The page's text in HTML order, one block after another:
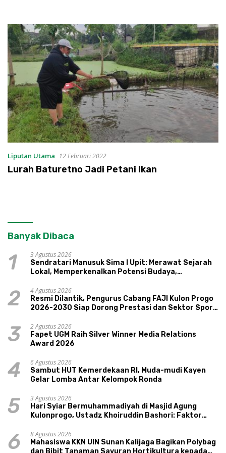
Liputan Utama 12 Februari 2022
Lurah Baturetno Jadi Petani Ikan
Banyak Dibaca
1
3 Agustus 2026
Sendratari Manusuk Sima I Upit: Merawat Sejarah
Lokal, Memperkenalkan Potensi Budaya,
2
4 Agustus 2026
Resmi Dilantik, Pengurus Cabang FAJI Kulon Progo
2026-2030 Siap Dorong Prestasi dan Sektor Sport
3
2 Agustus 2026
Fapet UGM Raih Silver Winner Media Relations
Award 2026
4
6 Agustus 2026
Sambut HUT Kemerdekaan RI, Muda-mudi Kayen
Gelar Lomba Antar Kelompok Ronda
5
3 Agustus 2026
Hari Syiar Bermuhammadiyah di Masjid Agung
Kulonprogo, Ustadz Khoiruddin Bashori: Faktor
6
8 Agustus 2026
Mahasiswa KKN UIN Sunan Kalijaga Bagikan Polybag